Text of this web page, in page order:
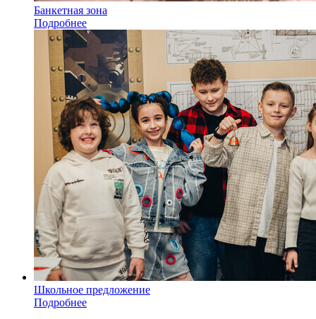
Банкетная зона
Подробнее
Школьное предложение
Подробнее